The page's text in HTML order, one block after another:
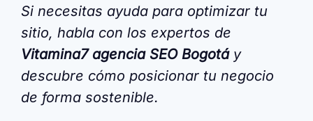
Si necesitas ayuda para optimizar tu
sitio, habla con los expertos de
Vitamina7 agencia SEO Bogotáy
descubre cómo posicionar tu negocio
de forma sostenible.